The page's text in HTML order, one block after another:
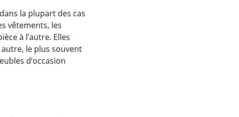
la plupart des cas
vêtements, les
à l’autre. Elles
le plus souvent
d’occasion